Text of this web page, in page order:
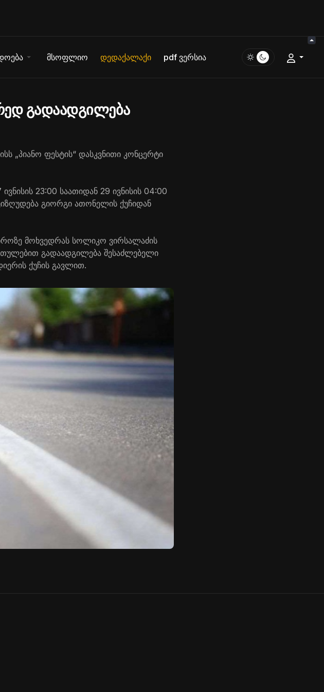
მსოფლიო დედაქალაქი pdf ვერსია
გადაადგილება
„პიანო ფესტის“ დასკვნითი კონცერტი
23:00 საათიდან 29 ივნისის 04:00
გიორგი ათონელის ქუჩიდან
მოხვედრას სოლიკო ვირსალაძის
გადაადგილება შესაძლებელი
ქუჩის გავლით.